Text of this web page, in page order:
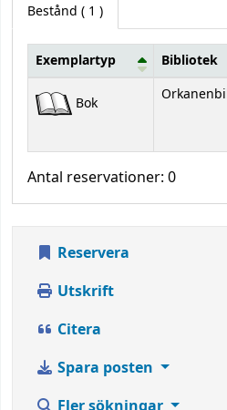
Bestånd ( 1 )
Bestånd
Exemplartyp Bibliotek
Bok
Antal reservationer: 0
Reservera
Utskrift
Citera
Spara posten